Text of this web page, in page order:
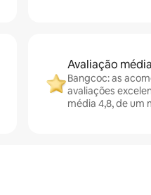
Avaliação
Bangcoc: as
avaliações
média 4,8, de um